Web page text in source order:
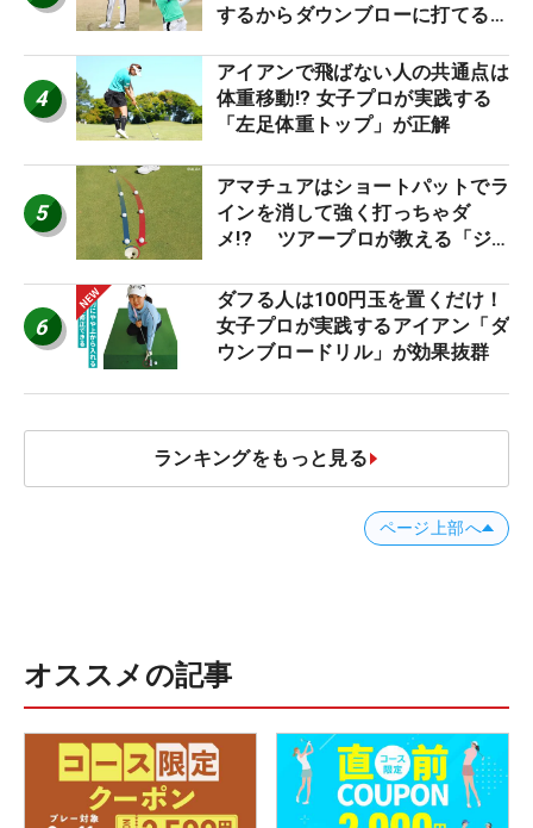
するからダウンブローに打てる #
4
アイアンで飛ばない人の共通点は
体重移動!? 女子プロが実践する
「左足体重トップ」が正解
5
アマチュアはショートパットでラ
インを消して強く打っちゃダ
メ!? ツアープロが教える「ジ
減するワケ
6
ダフる人は100円玉を置くだけ！
女子プロが実践するアイアン「ダ
ウンブロードリル」が効果抜群
ランキングをもっと見る
ページ上部へ
オススメの記事